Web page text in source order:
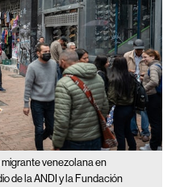
venezolana en
de la ANDI y la Fundación